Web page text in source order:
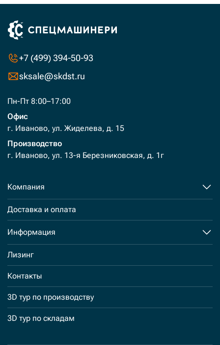
+7 (499) 394-50-93
sksale@skdst.ru
Пн-Пт 8:00–17:00
Офис
г. Иваново, ул. Жиделева, д. 15
Производство
г. Иваново, ул. 13-я Березниковская, д. 1г
Компания
Доставка и оплата
Информация
Лизинг
Контакты
3D тур по производству
3D тур по складам